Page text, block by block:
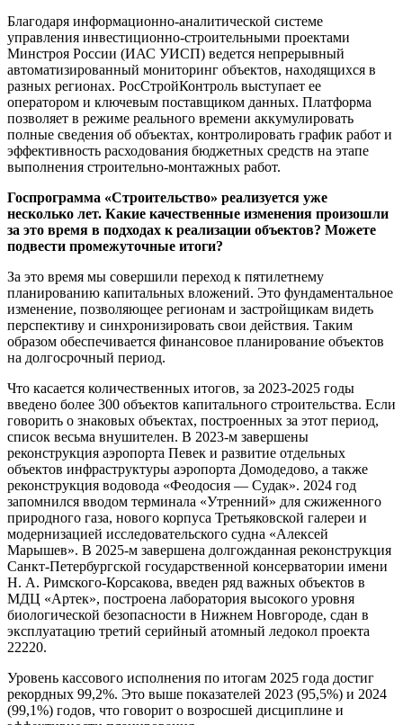
Благодаря информационно-аналитической системе
управления инвестиционно-строительными проектами
Минстроя России (ИАС УИСП) ведется непрерывный
автоматизированный мониторинг объектов, находящихся в
разных регионах. РосСтройКонтроль выступает ее
оператором и ключевым поставщиком данных. Платформа
позволяет в режиме реального времени аккумулировать
полные сведения об объектах, контролировать график работ и
эффективность расходования бюджетных средств на этапе
выполнения строительно-монтажных работ.
Госпрограмма «Строительство» реализуется уже
несколько лет. Какие качественные изменения произошли
за это время в подходах к реализации объектов? Можете
подвести промежуточные итоги?
За это время мы совершили переход к пятилетнему
планированию капитальных вложений. Это фундаментальное
изменение, позволяющее регионам и застройщикам видеть
перспективу и синхронизировать свои действия. Таким
образом обеспечивается финансовое планирование объектов
на долгосрочный период.
Что касается количественных итогов, за 2023-2025 годы
введено более 300 объектов капитального строительства. Если
говорить о знаковых объектах, построенных за этот период,
список весьма внушителен. В 2023-м завершены
реконструкция аэропорта Певек и развитие отдельных
объектов инфраструктуры аэропорта Домодедово, а также
реконструкция водовода «Феодосия — Судак». 2024 год
запомнился вводом терминала «Утренний» для сжиженного
природного газа, нового корпуса Третьяковской галереи и
модернизацией исследовательского судна «Алексей
Марышев». В 2025-м завершена долгожданная реконструкция
Санкт-Петербургской государственной консерватории имени
Н. А. Римского-Корсакова, введен ряд важных объектов в
МДЦ «Артек», построена лаборатория высокого уровня
биологической безопасности в Нижнем Новгороде, сдан в
эксплуатацию третий серийный атомный ледокол проекта
22220.
Уровень кассового исполнения по итогам 2025 года достиг
рекордных 99,2%. Это выше показателей 2023 (95,5%) и 2024
(99,1%) годов, что говорит о возросшей дисциплине и